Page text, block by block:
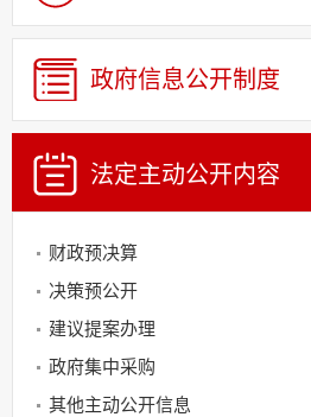
政府信息公开制度
法定主动公开内容
机构职能
规划信息
外管理服务信息
处罚强制
财政预决算
决策预公开
建议提案办理
政府集中采购
其他主动公开信息